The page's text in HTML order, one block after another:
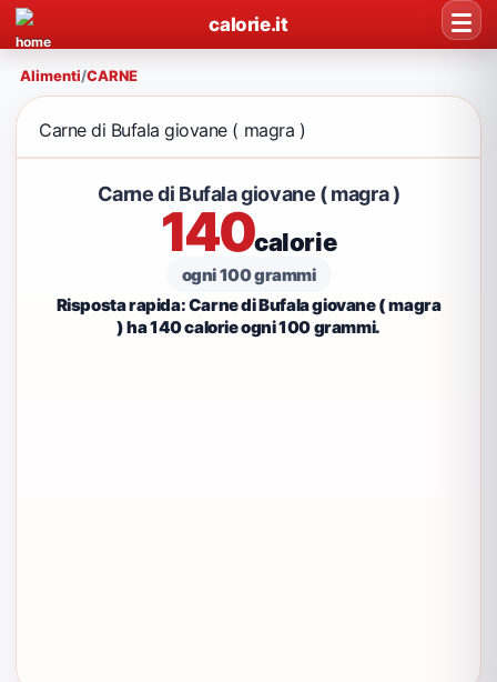
calorie.it
Alimenti/CARNE
Carne di Bufala giovane ( magra )
Carne di Bufala giovane ( magra )
140calorie
ogni 100 grammi
Risposta rapida: Carne di Bufala giovane ( magra
) ha 140 calorie ogni 100 grammi.